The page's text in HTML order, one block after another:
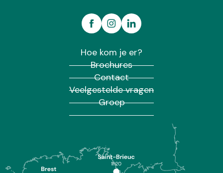
Hoe kom je er?
Brochures
Contact
Veelgestelde vragen
Groep